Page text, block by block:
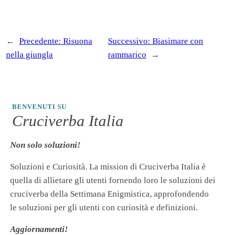
← Precedente: Risuona
nella giungla
Successivo: Biasimare con
rammarico
→
BENVENUTI SU
Cruciverba Italia
Non solo soluzioni!
Soluzioni e Curiosità. La mission di Cruciverba Italia è
quella di allietare gli utenti fornendo loro le soluzioni dei
cruciverba della Settimana Enigmistica, approfondendo
le soluzioni per gli utenti con curiosità e definizioni.
Aggiornamenti!